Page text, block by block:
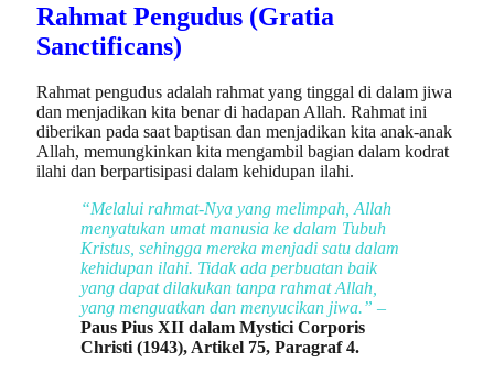
Rahmat Pengudus (Gratia
Sanctificans)
Rahmat pengudus adalah rahmat yang tinggal di dalam jiwa
dan menjadikan kita benar di hadapan Allah. Rahmat ini
diberikan pada saat baptisan dan menjadikan kita anak-anak
Allah, memungkinkan kita mengambil bagian dalam kodrat
ilahi dan berpartisipasi dalam kehidupan ilahi.
“Melalui rahmat-Nya yang melimpah, Allah
menyatukan umat manusia ke dalam Tubuh
Kristus, sehingga mereka menjadi satu dalam
kehidupan ilahi. Tidak ada perbuatan baik
yang dapat dilakukan tanpa rahmat Allah,
yang menguatkan dan menyucikan jiwa.” –
Paus Pius XII dalam Mystici Corporis
Christi (1943), Artikel 75, Paragraf 4.